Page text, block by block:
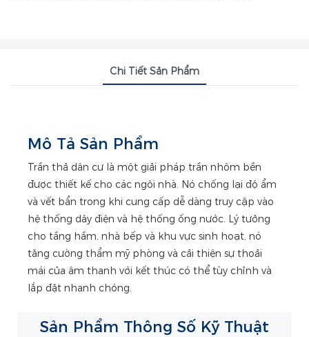
Chi Tiết Sản Phẩm
Mô Tả Sản Phẩm
Trần thả dân cư là một giải pháp trần nhôm bền
được thiết kế cho các ngôi nhà. Nó chống lại độ ẩm
và vết bẩn trong khi cung cấp dễ dàng truy cập vào
hệ thống dây điện và hệ thống ống nước. Lý tưởng
cho tầng hầm, nhà bếp và khu vực sinh hoạt, nó
tăng cường thẩm mỹ phòng và cải thiện sự thoải
mái của âm thanh với kết thúc có thể tùy chỉnh và
lắp đặt nhanh chóng.
Sản Phẩm Thông Số Kỹ Thuật